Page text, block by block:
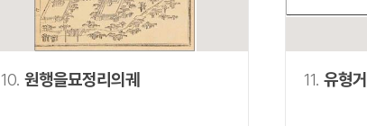
10. 원행을묘정리의궤 11. 유형거